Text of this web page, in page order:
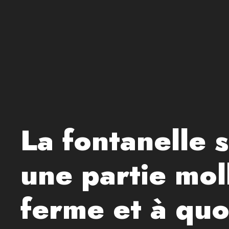
La fontanelle
une partie
ferme et à